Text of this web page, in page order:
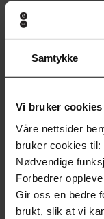
Samtykke
Vi bruker cookies
Våre nettsider
bruker cookies til:
Nødvendige
Forbedrer
Gir oss en bedre
brukt, slik at vi
Andre har